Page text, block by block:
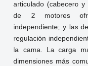
articulado (cabecero
de 2 motores
independiente; y las
regulación
la cama. La carga
dimensiones más